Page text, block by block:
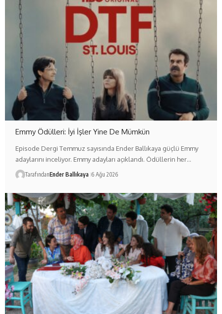
Emmy Ödülleri: İyi İşler Yine De Mümkün
Episode Dergi Temmuz sayısında Ender Ballıkaya güçlü Emmy
adaylarını inceliyor. Emmy adayları açıklandı. Ödüllerin her…
TarafındanEnder Ballıkaya 6 Ağu 2026